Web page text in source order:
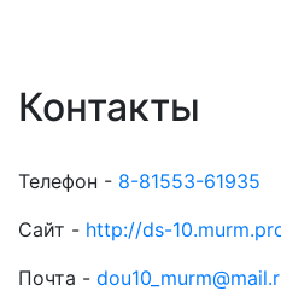
Контакты
Телефон - 8-81553-61935
Сайт - http://ds-
Почта -